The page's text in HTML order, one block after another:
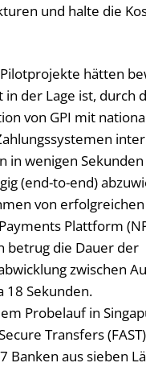
und halte die
hätten
in der Lage ist, durch
von GPI mit
in wenigen Sekunden
(end-to-end)
von
Plattform
betrug die Dauer der
zwischen
18 Sekunden.
Probelauf in
Transfers
Banken aus sieben